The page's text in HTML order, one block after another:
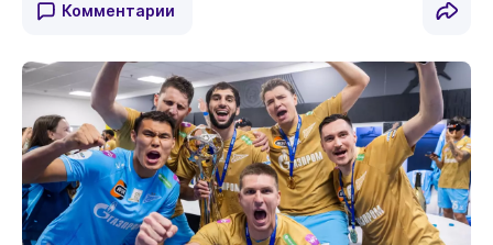
Комментарии